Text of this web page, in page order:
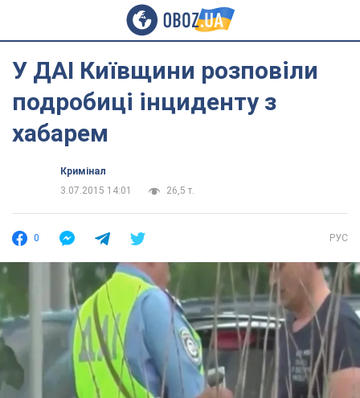
У ДАІ Київщини розповіли
подробиці інциденту з
хабарем
Кримінал
3.07.2015 14:01
26,5 т.
0 РУС